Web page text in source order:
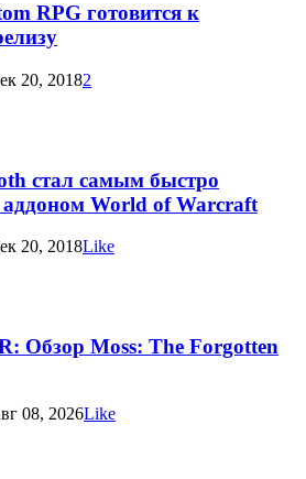
RPG готовится к
20, 20182
стал самым быстро
World of Warcraft
20, 2018Like
Обзор Moss: The Forgotten
08, 2026Like